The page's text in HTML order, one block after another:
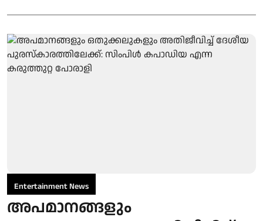
Entertainment News
അപമാനങ്ങളും